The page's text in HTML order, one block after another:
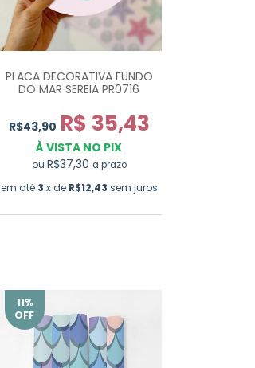
PLACA DECORATIVA FUNDO
DO MAR SEREIA PR0716
R$43,90 R$ 35,43
À VISTA NO PIX
ou R$37,30 a prazo
em até 3 x de R$12,43 sem juros
11%
OFF